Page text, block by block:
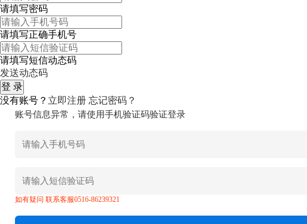
请填写密码
请填写正确手机号
请填写短信动态码
发送动态码
没有账号？ 立即注册 忘记密码？
账号信息异常，请使用手机验证码验证登录
如有疑问 联系客服0516-86239321